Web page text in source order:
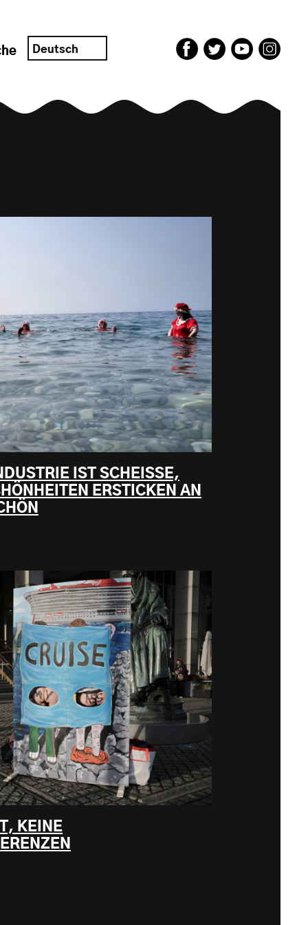
Deutsch
IST SCHEISSE,
ERSTICKEN AN
KEINE